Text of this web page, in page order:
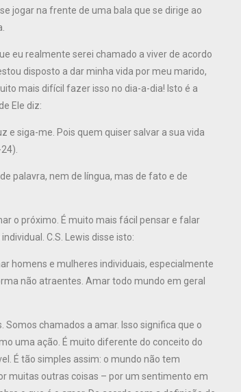
jogar na frente de uma bala que se dirige ao
eu realmente serei chamado a viver de acordo
disposto a dar minha vida por meu marido,
mais difícil fazer isso no dia-a-dia! Isto é a
Ele diz:
e siga-me. Pois quem quiser salvar a sua vida
palavra, nem de língua, mas de fato e de
o próximo. É muito mais fácil pensar e falar
C.S. Lewis disse isto:
homens e mulheres individuais, especialmente
não atraentes. Amar todo mundo em geral
chamados a amar. Isso significa que o
uma ação. É muito diferente do conceito do
É tão simples assim: o mundo não tem
muitas outras coisas – por um sentimento em